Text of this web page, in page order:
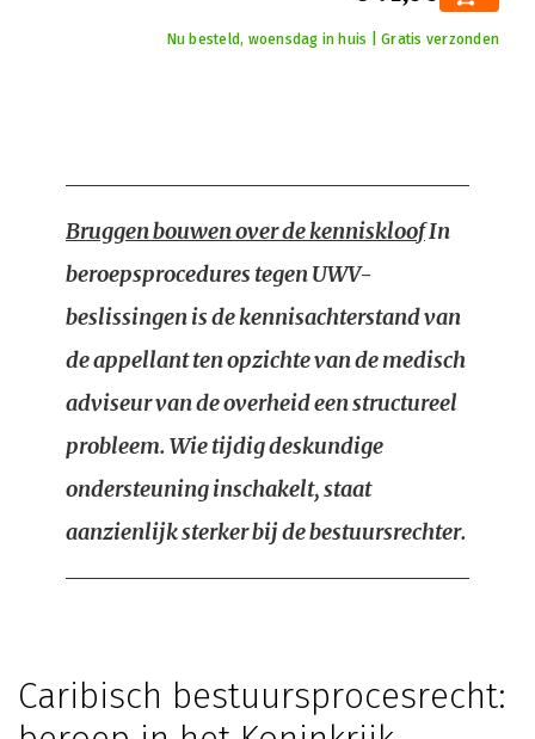
Nu besteld, woensdag in huis | Gratis verzonden
Bruggen bouwen over de kenniskloofIn
beroepsprocedures tegen UWV-
beslissingen is de kennisachterstand van
de appellant ten opzichte van de medisch
adviseur van de overheid een structureel
probleem. Wie tijdig deskundige
ondersteuning inschakelt, staat
aanzienlijk sterker bij de bestuursrechter.
Caribisch bestuursprocesrecht: